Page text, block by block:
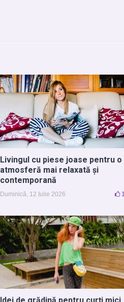
Livingul cu piese joase pentru o
atmosferă mai relaxată și
contemporană
Duminică, 12 Iulie 2026 1